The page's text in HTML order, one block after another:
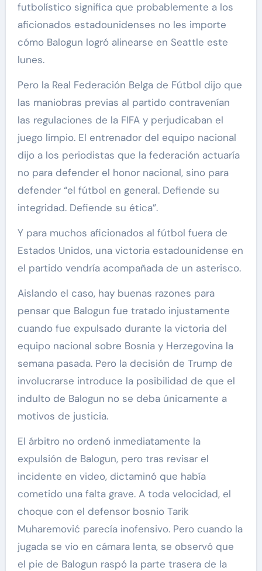
futbolístico significa que probablemente a los
aficionados estadounidenses no les importe
cómo Balogun logró alinearse en Seattle este
lunes.
Pero la Real Federación Belga de Fútbol dijo que
las maniobras previas al partido contravenían
las regulaciones de la FIFA y perjudicaban el
juego limpio. El entrenador del equipo nacional
dijo a los periodistas que la federación actuaría
no para defender el honor nacional, sino para
defender “el fútbol en general. Defiende su
integridad. Defiende su ética”.
Y para muchos aficionados al fútbol fuera de
Estados Unidos, una victoria estadounidense en
el partido vendría acompañada de un asterisco.
Aislando el caso, hay buenas razones para
pensar que Balogun fue tratado injustamente
cuando fue expulsado durante la victoria del
equipo nacional sobre Bosnia y Herzegovina la
semana pasada. Pero la decisión de Trump de
involucrarse introduce la posibilidad de que el
indulto de Balogun no se deba únicamente a
motivos de justicia.
El árbitro no ordenó inmediatamente la
expulsión de Balogun, pero tras revisar el
incidente en video, dictaminó que había
cometido una falta grave. A toda velocidad, el
choque con el defensor bosnio Tarik
Muharemović parecía inofensivo. Pero cuando la
jugada se vio en cámara lenta, se observó que
el pie de Balogun raspó la parte trasera de la